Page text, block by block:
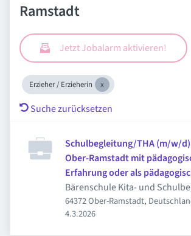
Ramstadt
Jetzt Jobalarm aktivieren!
Erzieher / Erzieherin
Suche zurücksetzen
Schulbegleitung/THA (m/w/d)
Ober-Ramstadt mit
Erfahrung oder als
Fachkraft - ca. 15 Stunden/
POOL-Lösung
Bärenschule Kita- und
64372 Ober-Ramstadt,
Veröffentlicht
4.3.2026